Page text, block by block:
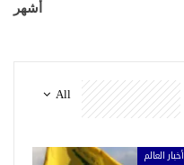
أشهر
All
أخبار العالم